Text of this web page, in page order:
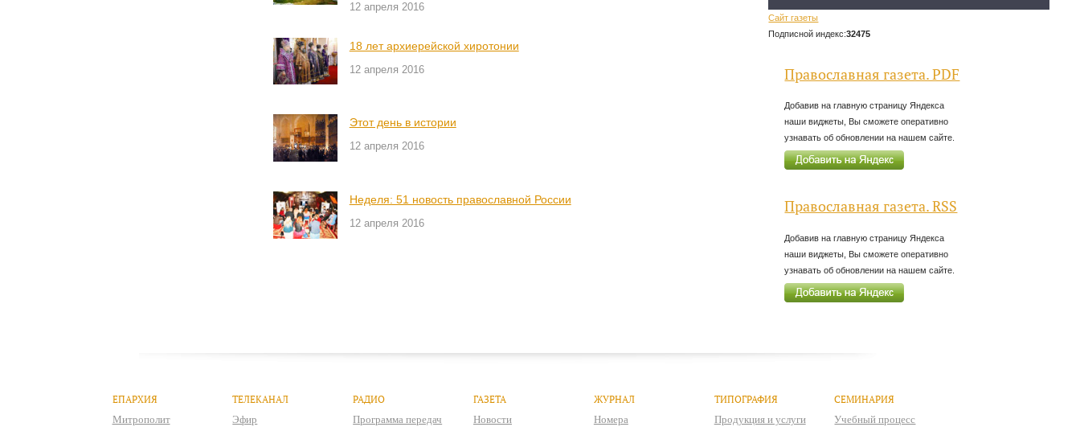
12 апреля 2016
18 лет архиерейской хиротонии
12 апреля 2016
Этот день в истории
12 апреля 2016
Неделя: 51 новость православной России
12 апреля 2016
Сайт газеты
Подписной индекс:32475
Православная газета. PDF
Добавив на главную страницу Яндекса
наши виджеты, Вы сможете оперативно
узнавать об обновлении на нашем сайте.
Православная газета. RSS
Добавив на главную страницу Яндекса
наши виджеты, Вы сможете оперативно
узнавать об обновлении на нашем сайте.
ЕПАРХИЯ
Митрополит
ТЕЛЕКАНАЛ
Эфир
РАДИО
Программа передач
ГАЗЕТА
Новости
ЖУРНАЛ
Номера
ТИПОГРАФИЯ
Продукция и услуги
СЕМИНАРИЯ
Учебный процесс